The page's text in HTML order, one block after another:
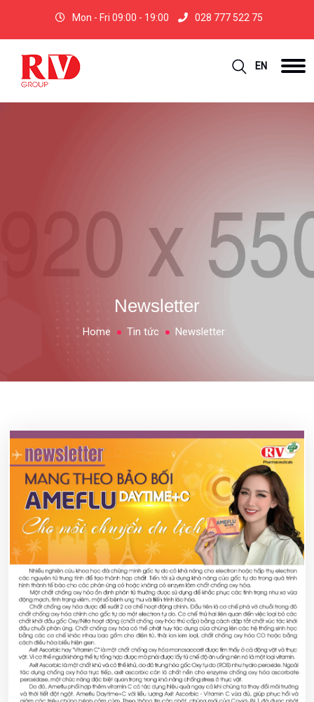
Mon - Fri 09:00 - 19:00 028 777 522 75
EN
Newsletter
Home Tin tức Newsletter